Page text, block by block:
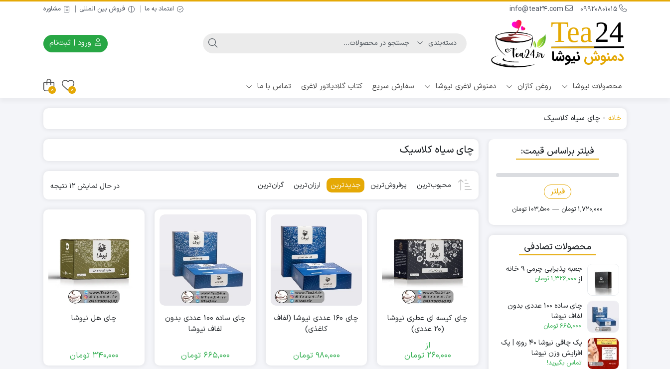
اعتماد به ما فروش بین المللی مشاوره
ورود | ثبت‌نام
محصولات نیوشا روغن کاژان دمنوش لاغری نیوشا سفارش سریع کتاب گلادیاتور لاغری تماس با ما 0
0
خانه - چای سیاه کلاسیک
چای سیاه کلاسیک
محبوب‌ترین پرفروش‌ترین جدیدترین ارزان‌ترین گران‌ترین در حال نمایش 12 نتیجه
Sorted
چای کیسه ای عطری نیوشا
(۲۰ عددی)
از
260,000 تومان
چای ۱۶۰ عددی نیوشا (لفاف
کاغذی)
980,000 تومان
چای ساده ۱۰۰ عددی بدون
لفاف نیوشا
665,000 تومان
چای هل نیوشا
340,000 تومان
فیلتر براساس قیمت:
فیلتر
103,500 تومان — 1,720,000 تومان
محصولات تصادفی
جعبه پذیرایی چرمی ۹ خانه
از 1,326,000 تومان
چای ساده ۱۰۰ عددی بدون
لفاف نیوشا
665,000 تومان
پک چاقی نیوشا ۴۰ روزه | پک
افزایش وزن نیوشا
تماس بگیرید!